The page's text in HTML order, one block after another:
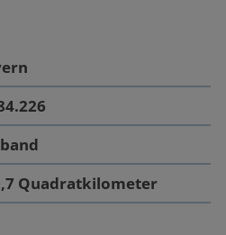
Quadratkilometer